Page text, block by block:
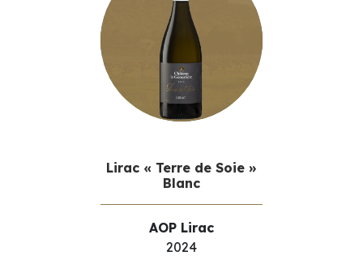
20.00
Lirac « Terre de Soie »
Blanc
AOP Lirac
2024